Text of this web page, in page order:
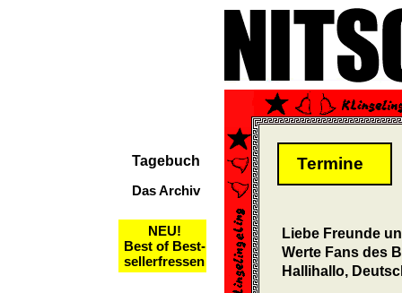
Tagebuch
Das Archiv
NEU!
Best of Best-
sellerfressen
Termine
Liebe Freunde
Werte Fans des
Hallihallo,